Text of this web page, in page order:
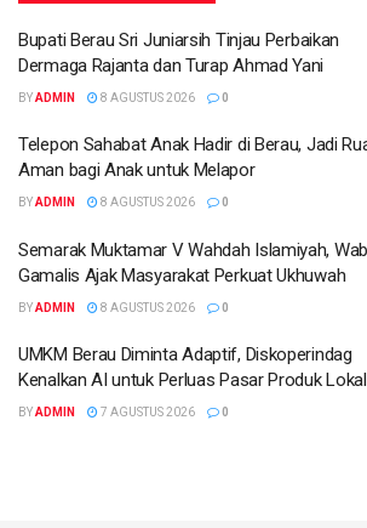
Bupati Berau Sri Juniarsih Tinjau Perbaikan
Dermaga Rajanta dan Turap Ahmad Yani
BYADMIN 8 AGUSTUS 2026 0
Telepon Sahabat Anak Hadir di Berau, Jadi
Aman bagi Anak untuk Melapor
BYADMIN 8 AGUSTUS 2026 0
Semarak Muktamar V Wahdah Islamiyah,
Gamalis Ajak Masyarakat Perkuat Ukhuwah
BYADMIN 8 AGUSTUS 2026 0
UMKM Berau Diminta Adaptif, Diskoperindag
Kenalkan AI untuk Perluas Pasar Produk Lokal
BYADMIN 7 AGUSTUS 2026 0